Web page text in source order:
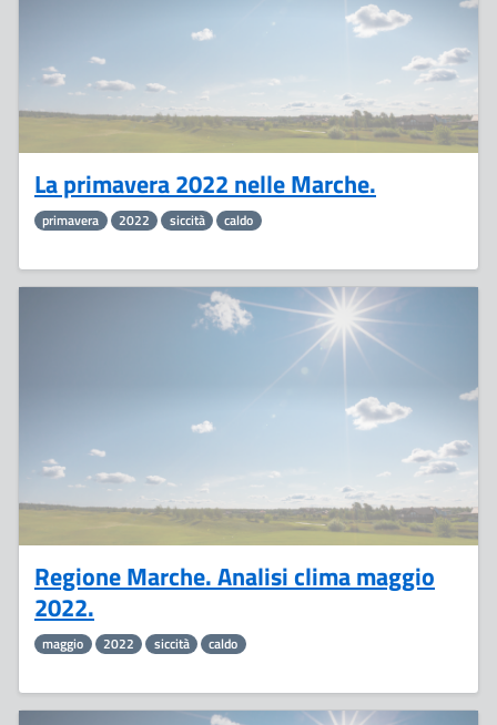
La primavera 2022 nelle Marche.
primavera 2022 siccità caldo
Regione Marche. Analisi clima maggio
2022.
maggio 2022 siccità caldo